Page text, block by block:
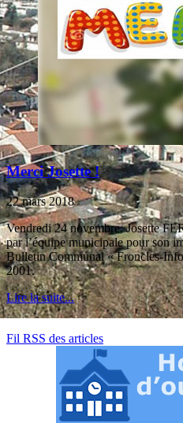
Merci Josette !
22 mars 2018
Vendredi 24 novembre, Josette
par l’équipe municipale pour son
Bulletin Communal « Froncles-
2001.
Lire la suite...
Fil RSS des articles